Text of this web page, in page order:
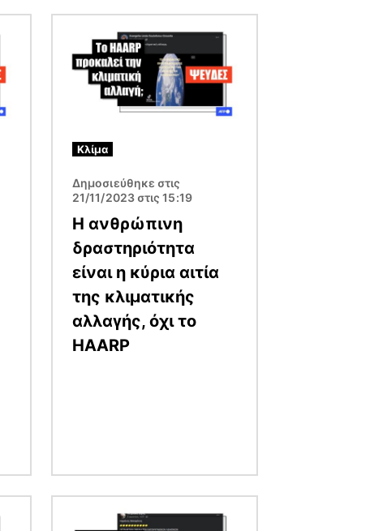
Κλίμα
Δημοσιεύθηκε στις
21/11/2023 στις 15:19
Η ανθρώπινη
δραστηριότητα
είναι η κύρια αιτία
της κλιματικής
αλλαγής, όχι το
HAARP